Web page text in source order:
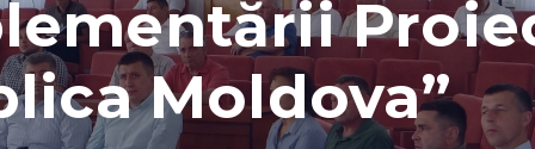
Moldova”